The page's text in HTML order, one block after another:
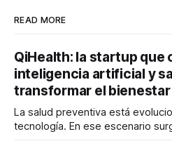
READ MORE
QiHealth: la startup que
inteligencia artificial y
transformar el
La salud preventiva está
tecnología. En ese escenario